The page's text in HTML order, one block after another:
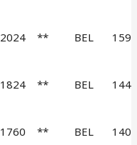
2024 ** BEL 159
1824 ** BEL 144
1760 ** BEL 140